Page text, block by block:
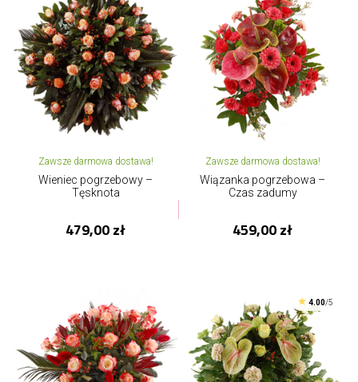
Zawsze darmowa dostawa!
Wieniec pogrzebowy –
Tęsknota
479,00 zł
Zawsze darmowa dostawa!
Wiązanka pogrzebowa –
Czas zadumy
459,00 zł
4.00/5